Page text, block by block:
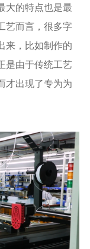
大的特点也是最
艺而言，很多字
来，比如制作的
是由于传统工艺
才出现了专为为